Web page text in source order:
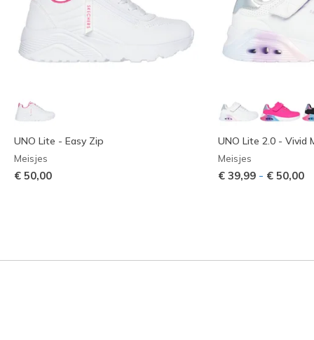
UNO Lite - Easy Zip
Meisjes
€ 50,00
UNO Lite 2.0 - Vivid
Meisjes
€ 39,99 - € 50,00